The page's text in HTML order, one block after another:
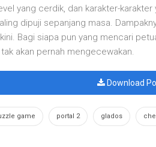
yang cerdik, dan karakter-
dipuji sepanjang masa.
Bagi siapa pun yang mencari
akan pernah mengecewakan.
Download
game portal 2 glados